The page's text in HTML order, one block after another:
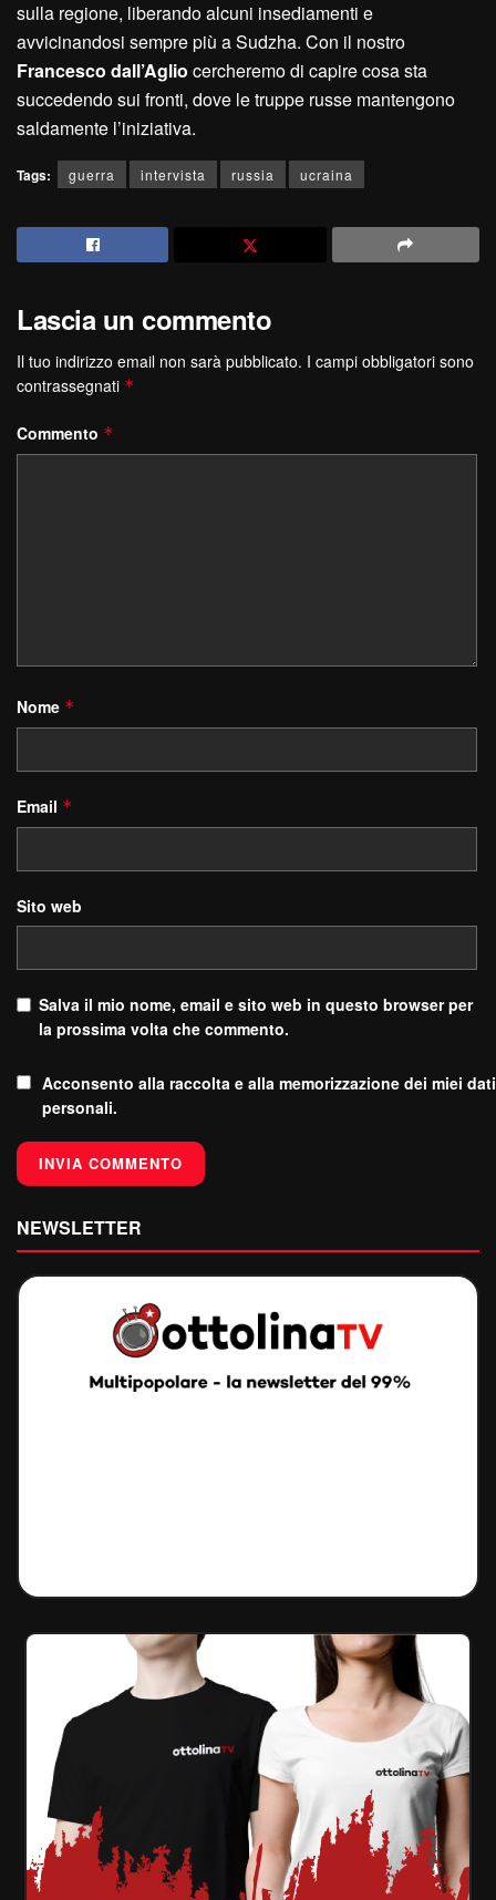
sulla regione, liberando alcuni insediamenti e
avvicinandosi sempre più a Sudzha. Con il nostro
Francesco dall’Aglio cercheremo di capire cosa sta
succedendo sui fronti, dove le truppe russe mantengono
saldamente l’iniziativa.
Tags: guerra intervista russia ucraina
Lascia un commento
Il tuo indirizzo email non sarà pubblicato. I campi obbligatori sono
contrassegnati *
Commento *
Nome *
Email *
Sito web
Salva il mio nome, email e sito web in questo browser per
la prossima volta che commento.
Acconsento alla raccolta e alla memorizzazione dei miei dati
personali.
NEWSLETTER